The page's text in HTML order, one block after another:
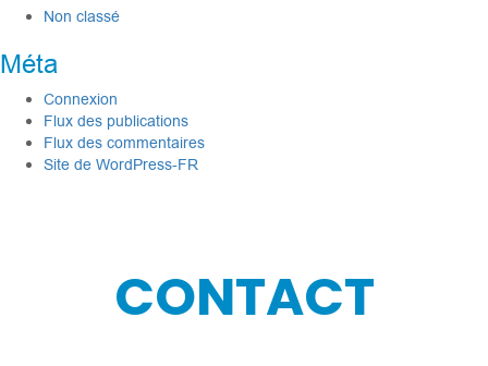
Non classé
Méta
Connexion
Flux des publications
Flux des commentaires
Site de WordPress-FR
CONTACT